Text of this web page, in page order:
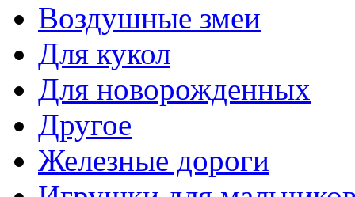
Воздушные змеи
Для кукол
Для новорожденных
Другое
Железные дороги